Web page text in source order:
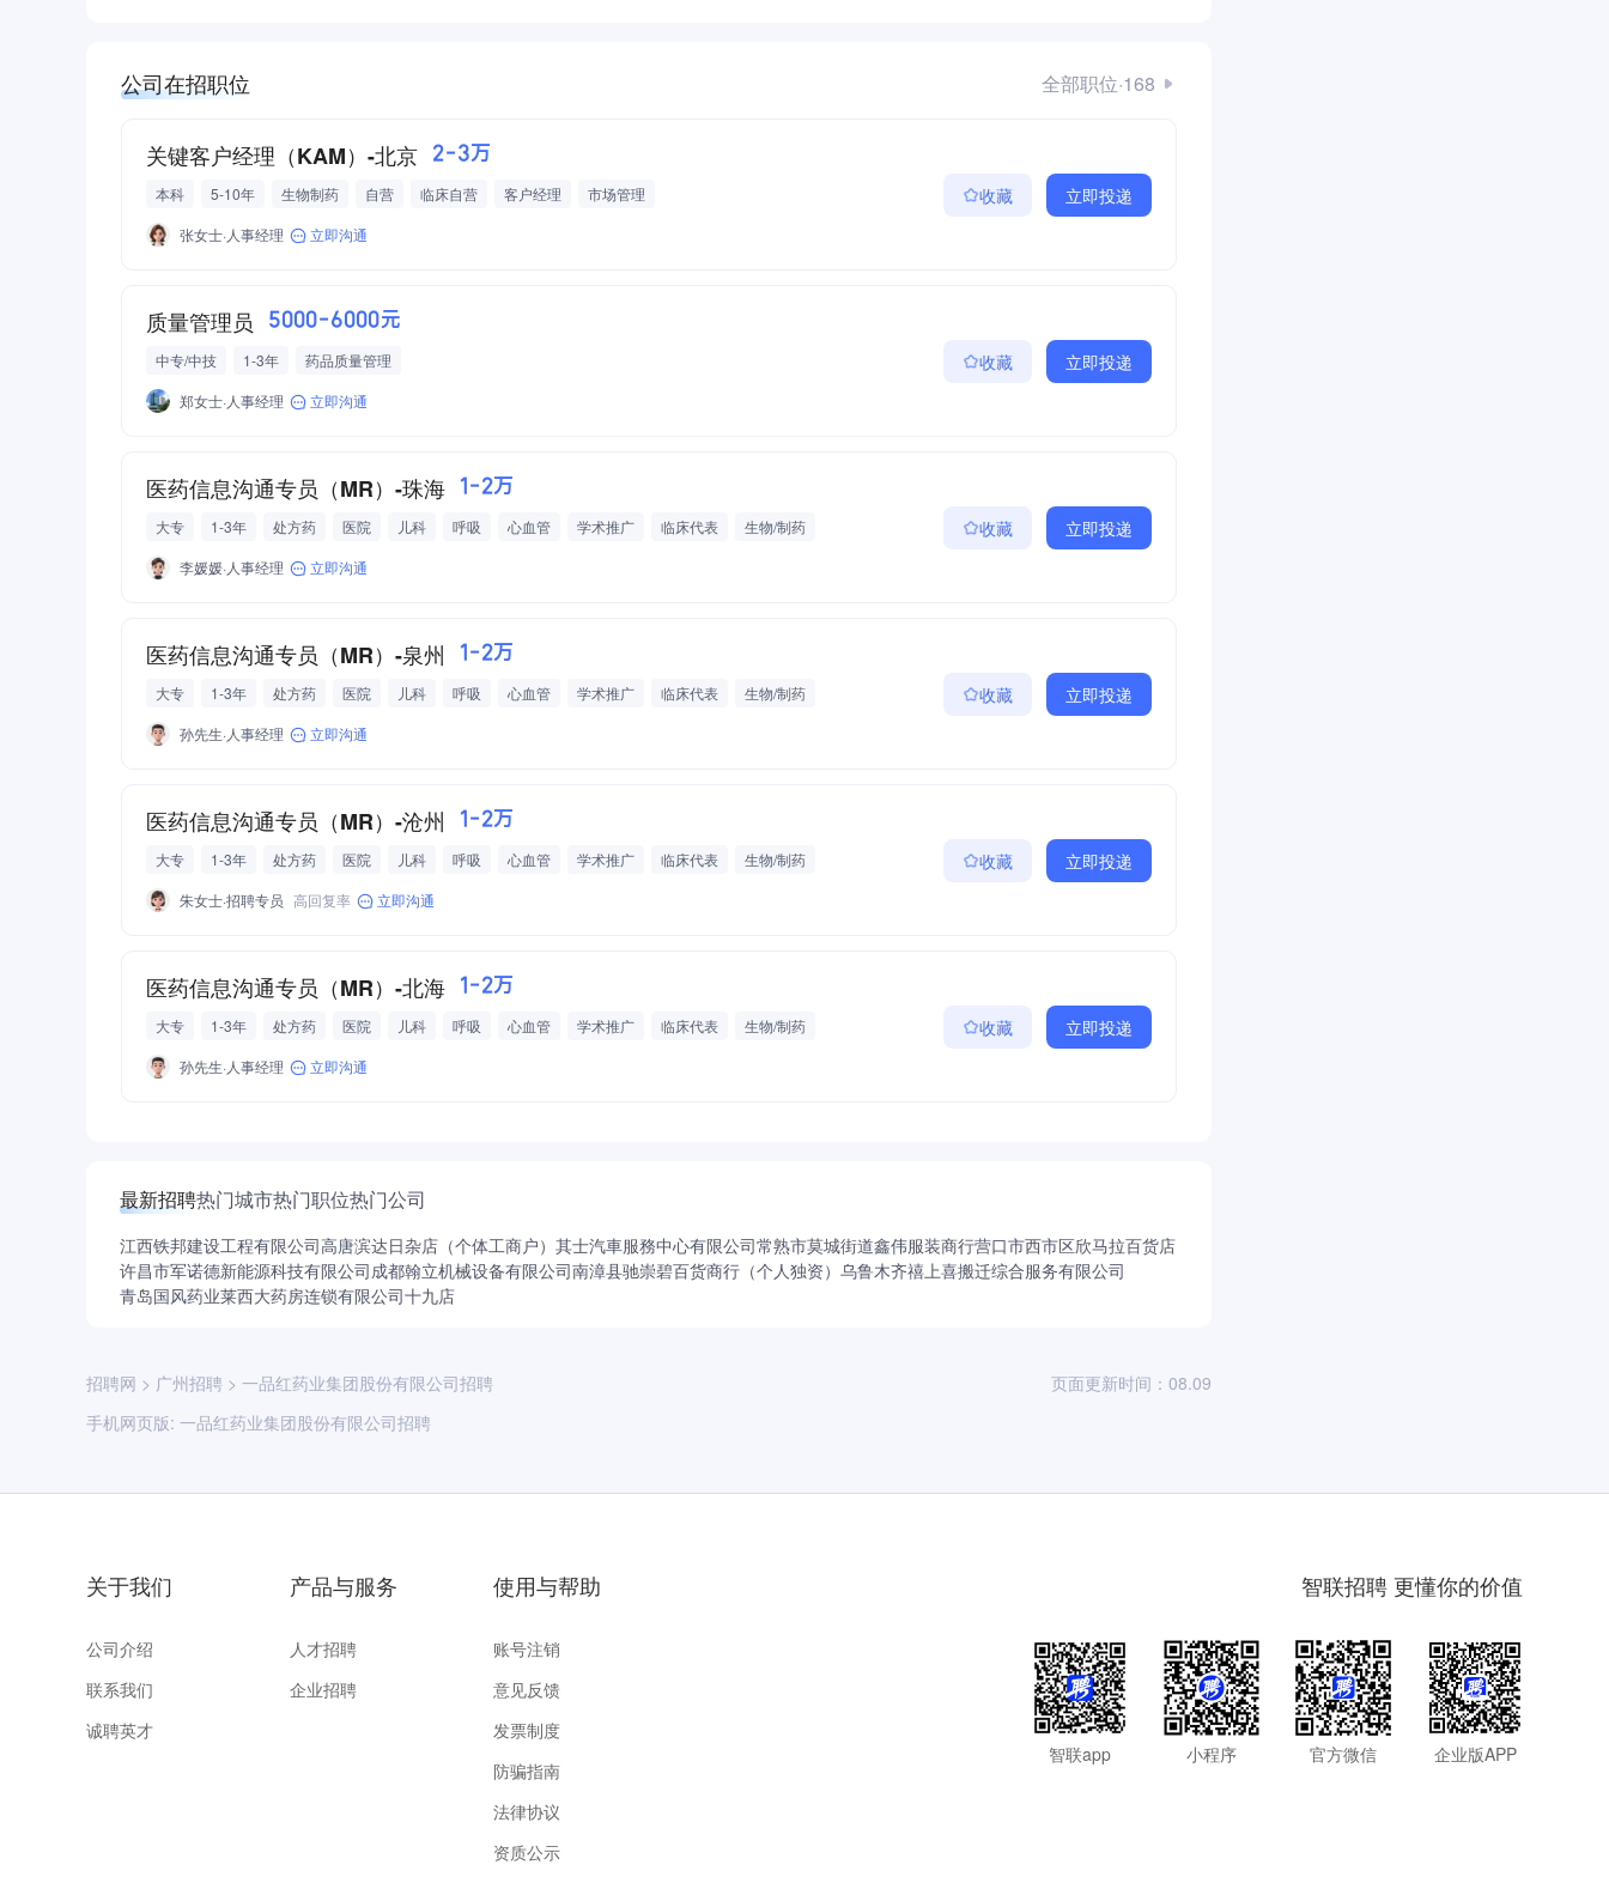
公司在招职位 全部职位·168
关键客户经理（KAM）-北京 2-3万
本科 5-10年 生物制药 自营 临床自营 客户经理
市场管理
张女士·人事经理
立即沟通
收藏 立即投递
质量管理员 5000-6000元
中专/中技 1-3年
药品质量管理
郑女士·人事经理
立即沟通
收藏 立即投递
医药信息沟通专员（MR）-珠海 1-2万
大专 1-3年 处方药 医院 儿科 呼吸 心血管 学术推广 临床代表
生物/制药
五险一金
李媛媛·人事经理 立即沟通
收藏 立即投递
医药信息沟通专员（MR）-泉州 1-2万
大专 1-3年 处方药 医院 儿科 呼吸 心血管 学术推广 临床代表
生物/制药
五险一金
孙先生·人事经理 立即沟通
收藏 立即投递
医药信息沟通专员（MR）-沧州 1-2万
大专 1-3年 处方药 医院 儿科 呼吸 心血管 学术推广 临床代表
生物/制药
五险一金
朱女士·招聘专员 高回复率 立即沟通
收藏 立即投递
医药信息沟通专员（MR）-北海 1-2万
大专 1-3年 处方药 医院 儿科 呼吸 心血管 学术推广 临床代表
生物/制药
五险一金
孙先生·人事经理 立即沟通
收藏 立即投递
最新招聘热门城市热门职位热门公司
江西铁邦建设工程有限公司高唐滨达日杂店（个体工商户） 其士汽車服務中心有限公司常熟市莫城街道鑫伟服装商行营口市西市区欣马拉百货店
许昌市军诺德新能源科技有限公司成都翰立机械设备有限公司南漳县驰崇碧百货商行（个人独资） 乌鲁木齐禧上喜搬迁综合服务有限公司
青岛国风药业莱西大药房连锁有限公司十九店
招聘网 > 广州招聘 > 一品红药业集团股份有限公司招聘
手机网页版: 一品红药业集团股份有限公司招聘
页面更新时间：08.09
关于我们
公司介绍
联系我们
诚聘英才
产品与服务
人才招聘
企业招聘
使用与帮助
账号注销
意见反馈
发票制度
防骗指南
法律协议
资质公示
智联招聘 更懂你的价值
智联app 小程序 官方微信 企业版APP